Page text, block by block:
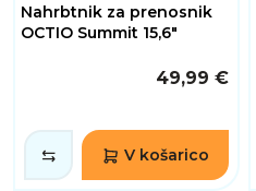
Nahrbtnik za prenosnik
OCTIO Summit 15,6"
49,99 €
V košarico